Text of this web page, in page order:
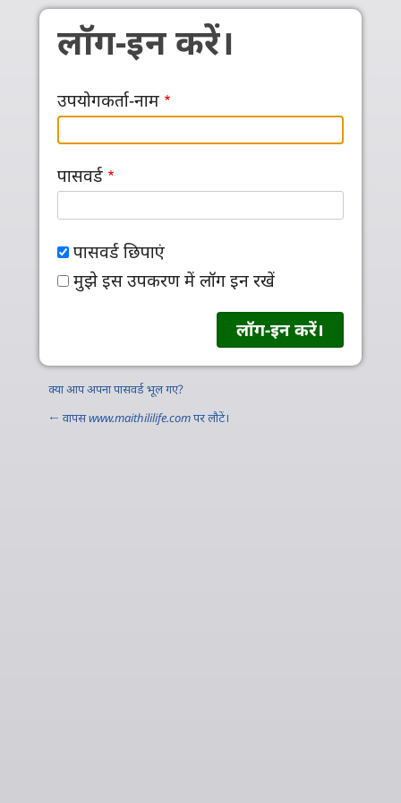
Skip to main content
लॉग-इन करें।
उपयोगकर्ता-नाम
पासवर्ड
पासवर्ड छिपाएं
मुझे इस उपकरण में लॉग इन रखें
क्या आप अपना पासवर्ड भूल गए?
← वापसwww.maithililife.comपर लौटें।